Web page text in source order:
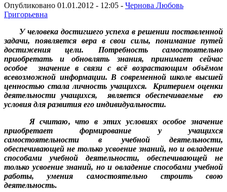
Опубликовано 01.01.2012 - 12:05 - Чернова Любовь
Григорьевна
У человека достигшего успеха в решении поставленной
задачи, появляется вера в свои силы, понимание путей
достижения цели. Потребность самостоятельно
приобретать и обновлять знания, принимает сейчас
особое значение в связи с всё возрастающим объёмом
всевозможной информации. В современной школе высшей
ценностью стала личность учащихся. Критерием оценки
деятельности учащихся, является обеспечиваемые ею
условия для развития его индивидуальности.
Я считаю, что в этих условиях особое значение
приобретает формирование у учащихся
самостоятельности в учебной деятельности,
обеспечивающей не только усвоение знаний, но и овладение
способами учебной деятельности, обеспечивающей не
только усвоение знаний, но и овладение способами учебной
работы, умения самостоятельно строить свою
деятельность.